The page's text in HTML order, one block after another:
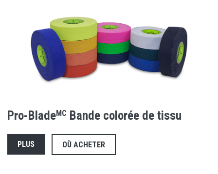
Pro-BladeMC Bande colorée de tissu
PLUS OÙ ACHETER